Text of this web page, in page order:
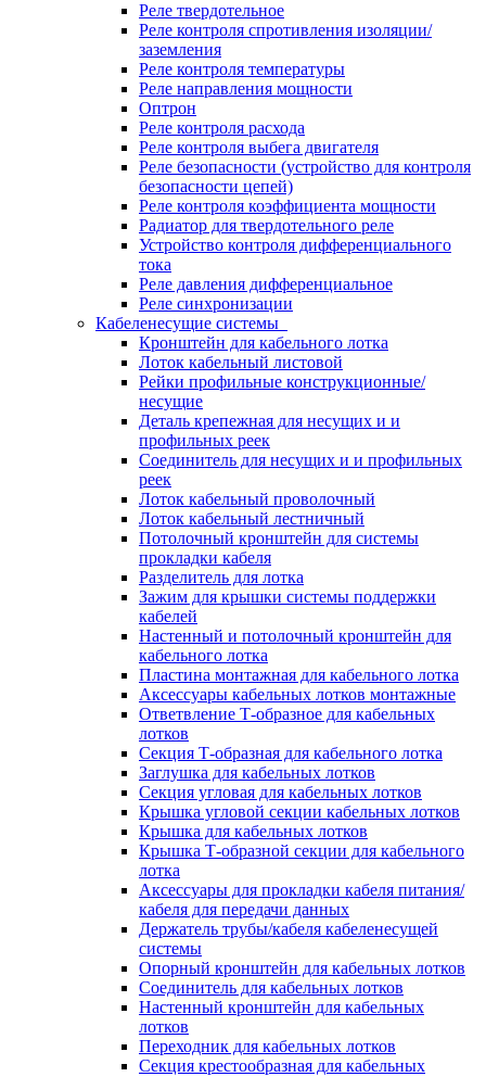
Реле твердотельное
Реле контроля спротивления изоляции/
заземления
Реле контроля температуры
Реле направления мощности
Оптрон
Реле контроля расхода
Реле контроля выбега двигателя
Реле безопасности (устройство для контроля
безопасности цепей)
Реле контроля коэффициента мощности
Радиатор для твердотельного реле
Устройство контроля дифференциального
тока
Реле давления дифференциальное
Реле синхронизации
Кабеленесущие системы
Кронштейн для кабельного лотка
Лоток кабельный листовой
Рейки профильные конструкционные/
несущие
Деталь крепежная для несущих и и
профильных реек
Соединитель для несущих и и профильных
реек
Лоток кабельный проволочный
Лоток кабельный лестничный
Потолочный кронштейн для системы
прокладки кабеля
Разделитель для лотка
Зажим для крышки системы поддержки
кабелей
Настенный и потолочный кронштейн для
кабельного лотка
Пластина монтажная для кабельного лотка
Аксессуары кабельных лотков монтажные
Ответвление Т-образное для кабельных
лотков
Секция Т-образная для кабельного лотка
Заглушка для кабельных лотков
Секция угловая для кабельных лотков
Крышка угловой секции кабельных лотков
Крышка для кабельных лотков
Крышка Т-образной секции для кабельного
лотка
Аксессуары для прокладки кабеля питания/
кабеля для передачи данных
Держатель трубы/кабеля кабеленесущей
системы
Опорный кронштейн для кабельных лотков
Соединитель для кабельных лотков
Настенный кронштейн для кабельных
лотков
Переходник для кабельных лотков
Секция крестообразная для кабельных